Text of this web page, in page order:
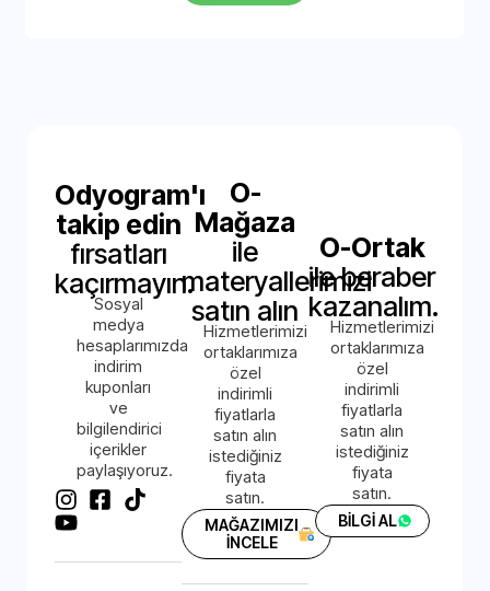
Odyogram'ı
takip edin
fırsatları
kaçırmayın.
Sosyal
medya
hesaplarımızda
indirim
kuponları
ve
bilgilendirici
içerikler
paylaşıyoruz.
O-
Mağaza
ile
materyallerimizi
satın alın
Hizmetlerimizi
ortaklarımıza
özel
indirimli
fiyatlarla
satın alın
istediğiniz
fiyata
satın.
MAĞAZIMIZI
İNCELE
O-Ortak
ile beraber
kazanalım.
Hizmetlerimizi
ortaklarımıza
özel
indirimli
fiyatlarla
satın alın
istediğiniz
fiyata
satın.
BİLGİ AL